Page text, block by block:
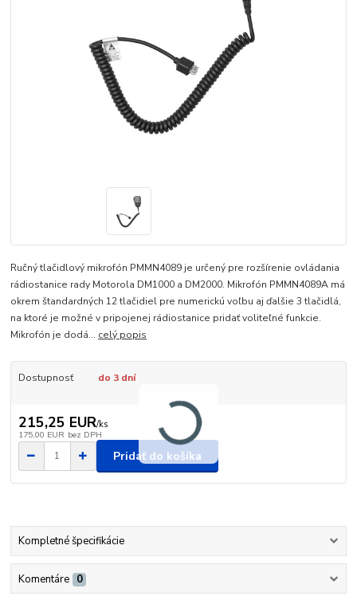
Ručný tlačidlový mikrofón PMMN4089 je určený pre rozšírenie ovládania
rádiostanice rady Motorola DM1000 a DM2000. Mikrofón PMMN4089A má
okrem štandardných 12 tlačidiel pre numerickú voľbu aj ďalšie 3 tlačidlá,
na ktoré je možné v pripojenej rádiostanice pridať voliteľné funkcie.
Mikrofón je dodá... celý popis
Dostupnosť do 3 dní
215,25 EUR/ks
175,00 EUR bez DPH
Pridať do košíka
Kompletné špecifikácie
Komentáre 0